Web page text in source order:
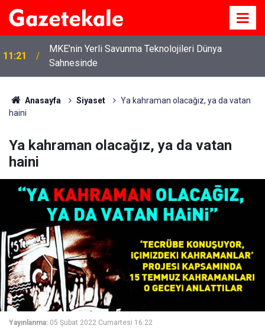
11:21
MKE’nin Yerli Savunma Teknolojileri Dünya
Sahnesinde
Anasayfa Siyaset
Ya kahraman olacağız, ya da vatan
haini
Ya kahraman olacağız, ya da vatan
haini
Yayınlanma: 05 Şubat 2022 Cumartesi 16:22